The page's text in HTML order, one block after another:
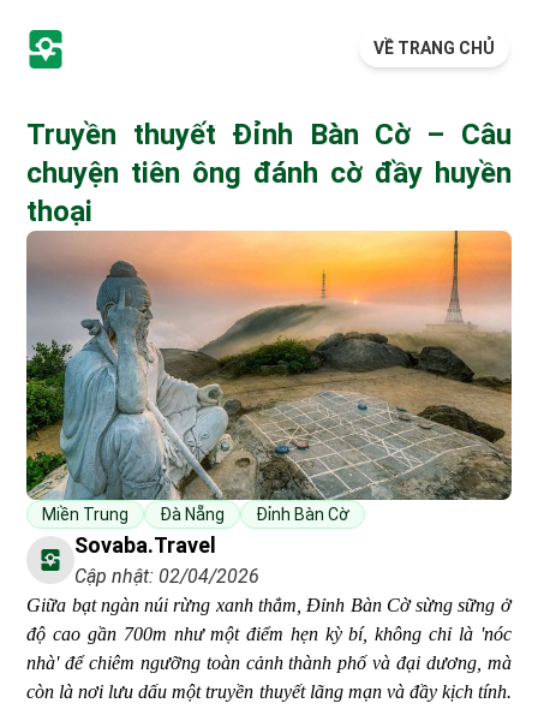
VỀ TRANG CHỦ
Truyền thuyết Đỉnh Bàn Cờ – Câu
chuyện tiên ông đánh cờ đầy huyền
thoại
Miền Trung Đà Nẵng Đỉnh Bàn Cờ
Sovaba.travel
Cập nhật: 02/04/2026
Giữa bạt ngàn núi rừng xanh thẳm, Đỉnh Bàn Cờ sừng sững ở
độ cao gần 700m như một điểm hẹn kỳ bí, không chỉ là 'nóc
nhà' để chiêm ngưỡng toàn cảnh thành phố và đại dương, mà
còn là nơi lưu dấu một truyền thuyết lãng mạn và đầy kịch tính.